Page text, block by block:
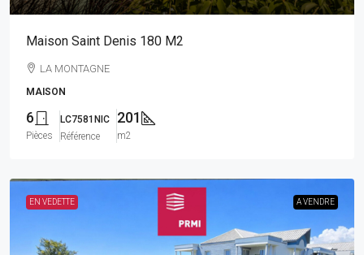
Maison Saint Denis 180 M2
LA MONTAGNE
MAISON
6
Pièces
LC7581NIC
Référence
201
m2
EN VEDETTE A VENDRE